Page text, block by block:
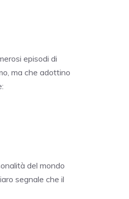
episodi di
ma che adottino
del mondo
segnale che il